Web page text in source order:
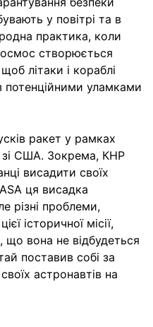
у повітрі та в
практика, коли
створюється
літаки і кораблі
потенційними уламками
ракет у рамках
зі США. Зокрема, КНР
висадити своїх
ця висадка
різні проблеми,
історичної місії,
вона не відбудеться
поставив собі за
астронавтів на